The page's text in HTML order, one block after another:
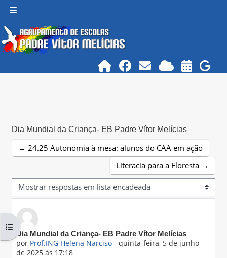
Abrir índice da disciplina
Dia Mundial da Criança- EB Padre Vítor Melícias
← 24.25 Autonomia à mesa: alunos do CAA em ação
Literacia para a Floresta →
Modo de visualização
Dia Mundial da Criança- EB Padre Vítor Melícias
por Prof.ING Helena Narciso - quinta-feira, 5 de junho
de 2025 às 17:18
Número de respostas: 0